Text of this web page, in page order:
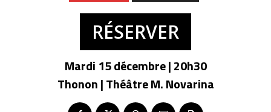
RÉSERVER
Mardi 15 décembre | 20h30
Thonon | Théâtre M. Novarina